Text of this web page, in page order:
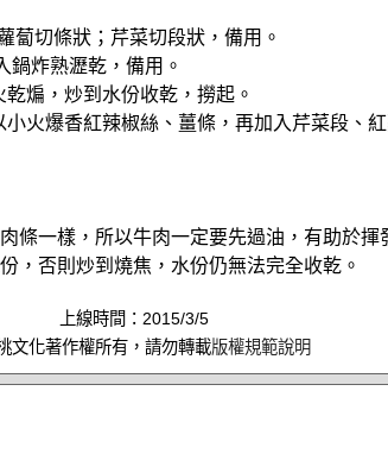
蔔切條狀；芹菜切段狀，備用。
鍋炸熟瀝乾，備用。
煸，炒到水份收乾，撈起。
火爆香紅辣椒絲、薑條，再加入芹菜段、
條一樣，所以牛肉一定要先過油，有助於揮
，否則炒到燒焦，水份仍無法完全收乾。
上線時間：2015/3/5
文化著作權所有，請勿轉載版權規範說明